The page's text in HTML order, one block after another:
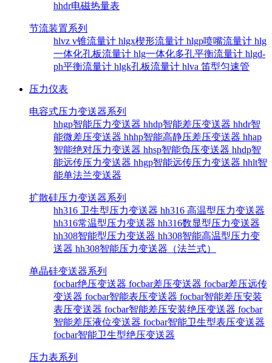
hhdr电磁热量表
节流装置系列
hlvz v锥流量计 hlgx楔形流量计 hlgp喷嘴流量计 hlg
一体化孔板流量计 hlg一体化多孔平衡流量计 hlgd-
ph平衡流量计 hlgk孔板流量计 hlva 笛型匀速管
压力仪表
电容式压力变送器系列
hhgp智能压力变送器 hhdp智能差压变送器 hhdr智
能微差压变送器 hhhp智能高静压差压变送器 hhap
智能绝对压力变送器 hhsp智能负压变送器 hhdp智
能远传压力变送器 hhgp智能远传压力变送器 hhlt智
能单法兰变送器
扩散硅压力变送器系列
hh316 卫生型压力变送器 hh316 高温型压力变送器
hh316常温型压力变送器 hh316数显型压力变送器
hh308智能型压力变送器 hh308智能高温型压力变
送器 hh308智能压力变送器（法兰式）
单晶硅变送器系列
focbar绝压变送器 focbar差压变送器 focbar差压远传
变送器 focbar智能表压变送器 focbar智能差压安装
表压变送器 focbar智能差压安装绝压变送器 focbar
智能差压液位变送器 focbar智能卫生型表压变送器
focbar智能卫生型绝压变送器
压力表系列